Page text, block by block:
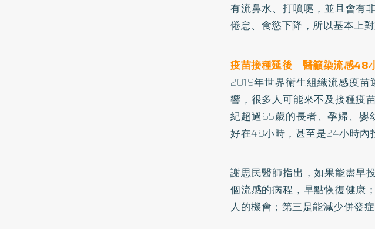
有流鼻水、打噴嚏，並且會有
倦怠、食慾下降，所以基本上
疫苗接種延後 醫籲染流感48
2019年世界衛生組織流感疫
響，很多人可能來不及接種疫
紀超過65歲的長者、孕婦、嬰
好在48小時，甚至是24小時內
謝思民醫師指出，如果能盡早
個流感的病程，早點恢復健康
人的機會；第三是能減少併發症